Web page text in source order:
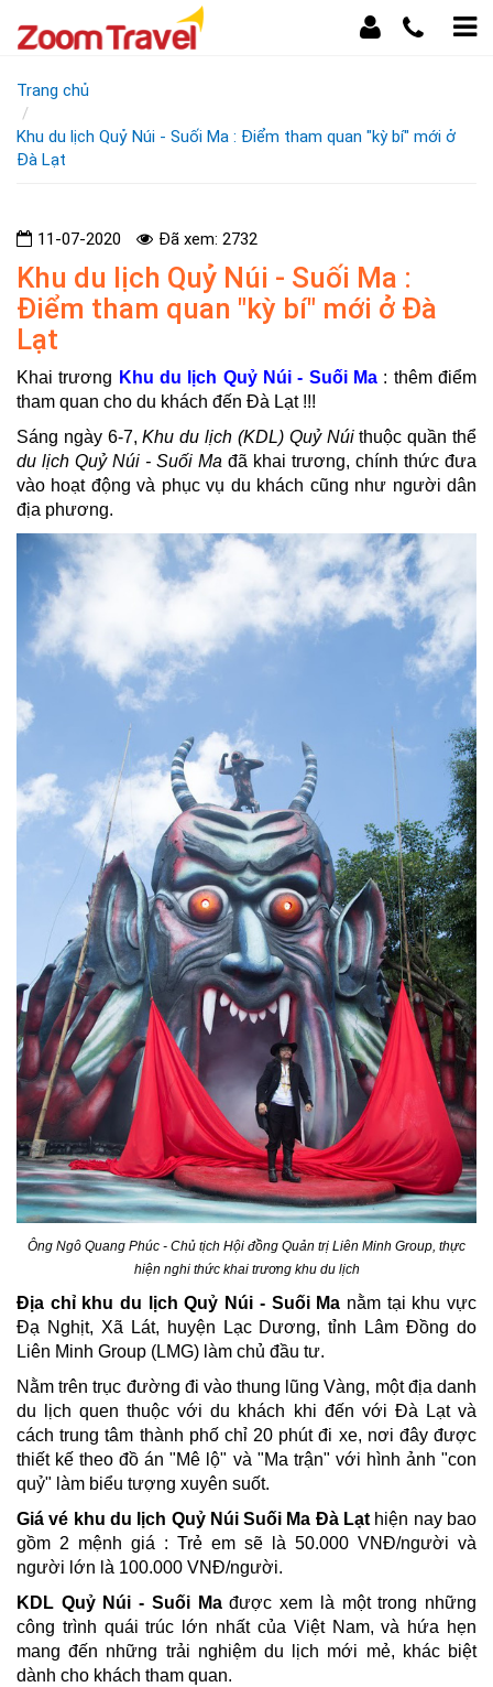
Trang chủ
Khu du lịch Quỷ Núi - Suối Ma : Điểm tham quan "kỳ bí" mới ở
Đà Lạt
11-07-2020 Đã xem: 2732
Khu du lịch Quỷ Núi - Suối Ma :
Điểm tham quan "kỳ bí" mới ở Đà
Lạt
Khai trương Khu du lịch Quỷ Núi - Suối Ma : thêm điểm
tham quan cho du khách đến Đà Lạt !!!
Sáng ngày 6-7,Khu du lịch (KDL) Quỷ Núithuộc quần thể
du lịch Quỷ Núi - Suối Ma đã khai trương, chính thức đưa
vào hoạt động và phục vụ du khách cũng như người dân
địa phương.
Ông Ngô Quang Phúc - Chủ tịch Hội đồng Quản trị Liên Minh Group, thực
hiện nghi thức khai trương khu du lịch
Địa chỉ khu du lịch Quỷ Núi - Suối Ma nằm tại khu vực
Đạ Nghịt, Xã Lát, huyện Lạc Dương, tỉnh Lâm Đồng do
Liên Minh Group (LMG) làm chủ đầu tư.
Nằm trên trục đường đi vào thung lũng Vàng, một địa danh
du lịch quen thuộc với du khách khi đến với Đà Lạt và
cách trung tâm thành phố chỉ 20 phút đi xe, nơi đây được
thiết kế theo đồ án "Mê lộ" và "Ma trận" với hình ảnh "con
quỷ" làm biểu tượng xuyên suốt.
Giá vé khu du lịch Quỷ Núi Suối Ma Đà Lạt hiện nay bao
gồm 2 mệnh giá : Trẻ em sẽ là 50.000 VNĐ/người và
người lớn là 100.000 VNĐ/người.
KDL Quỷ Núi - Suối Mađược xem là một trong những
công trình quái trúc lớn nhất của Việt Nam, và hứa hẹn
mang đến những trải nghiệm du lịch mới mẻ, khác biệt
dành cho khách tham quan.